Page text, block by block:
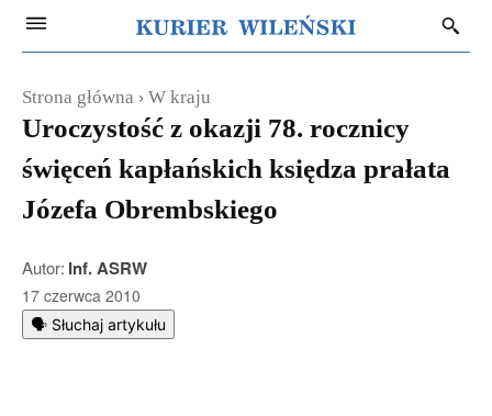
Strona główna W kraju
Uroczystość z okazji 78. rocznicy
święceń kapłańskich księdza prałata
Józefa Obrembskiego
Autor: Inf. ASRW
17 czerwca 2010
🗣️ Słuchaj artykułu